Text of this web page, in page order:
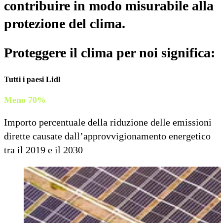
contribuire in modo misurabile alla
protezione del clima.
Proteggere il clima per noi significa:
Tutti i paesi Lidl
Meno 70%
Importo percentuale della riduzione delle emissioni
dirette causate dall’approvvigionamento energetico
tra il 2019 e il 2030